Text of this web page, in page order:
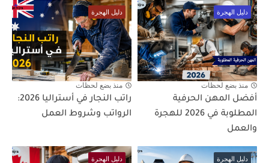
دليل الهجرة
منذ بضع لحظات
أفضل المهن الحرفية
المطلوبة في 2026 للهجرة
والعمل
دليل الهجرة
منذ بضع لحظات
راتب النجار في أستراليا 2026:
الرواتب وشروط العمل
دليل الهجرة دليل الهجرة